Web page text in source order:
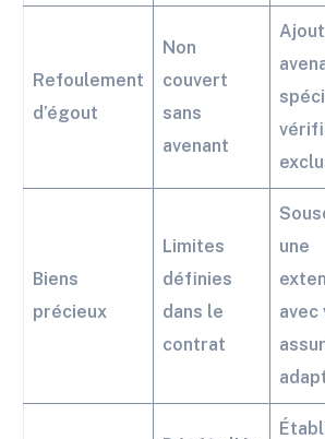
Refoulement
d’égout
Non
couvert
sans
avenant
Biens
précieux
Limites
définies
dans le
contrat
une
avec